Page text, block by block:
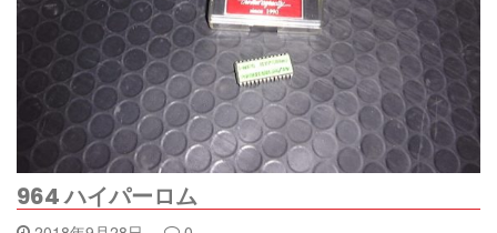
964 ハイパーロム